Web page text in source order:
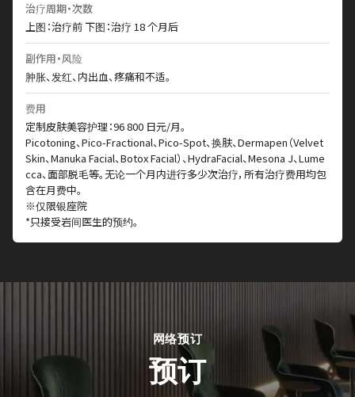
治疗周期・次数
上图：治疗前 下图：治疗 18 个月后
副作用・风险
肿胀、发红、内出血、疼痛和不适。
费用
定制皮肤美容护理：96 800 日元/月。
Picotoning、Pico-Fractional、Pico-Spot、换肤、Dermapen（Velvet
Skin、Manuka Facial、Botox Facial）、HydraFacial、Mesona J、Lume
cca、面部脱毛等。无论一个月内进行多少次治疗，所有治疗费用均包
含在月费中。
※仅限银座院
*只接受岩间医生的预约。
网络预订
预订